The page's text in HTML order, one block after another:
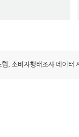
, 소비자행태조사 데이터